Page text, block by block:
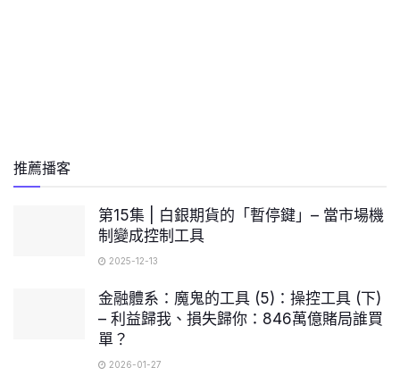
推薦播客
第15集 | 白銀期貨的「暫停鍵」– 當市場機
制變成控制工具
2025-12-13
金融體系：魔鬼的工具 (5)：操控工具 (下)
– 利益歸我、損失歸你：846萬億賭局誰買
單？
2026-01-27